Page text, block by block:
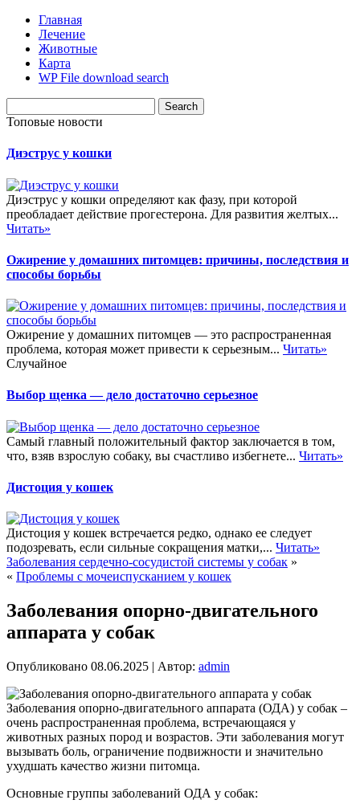
Главная
Лечение
Животные
Карта
WP File download search
Топовые новости
Диэструс у кошки
Диэструс у кошки определяют как фазу, при которой
преобладает действие прогестерона. Для развития желтых...
Читать»
Ожирение у домашних питомцев: причины, последствия и
способы борьбы
Ожирение у домашних питомцев — это распространенная
проблема, которая может привести к серьезным... Читать»
Случайное
Выбор щенка — дело достаточно серьезное
Самый главный положительный фактор заключается в том,
что, взяв взрослую собаку, вы счастливо избегнете... Читать»
Дистоция у кошек
Дистоция у кошек встречается редко, однако ее следует
подозревать, если сильные сокращения матки,... Читать»
Заболевания сердечно-сосудистой системы у собак »
« Проблемы с мочеиспусканием у кошек
Заболевания опорно-двигательного
аппарата у собак
Опубликовано 08.06.2025 | Автор: admin
Заболевания опорно-двигательного аппарата (ОДА) у собак –
очень распространенная проблема, встречающаяся у
животных разных пород и возрастов. Эти заболевания могут
вызывать боль, ограничение подвижности и значительно
ухудшать качество жизни питомца.
Основные группы заболеваний ОДА у собак: